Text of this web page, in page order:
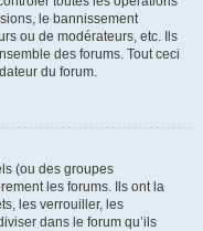
le bannissement
ou de modérateurs, etc. Ils
des forums. Tout ceci
du forum.
(ou des groupes
les forums. Ils ont la
les verrouiller, les
dans le forum qu’ils